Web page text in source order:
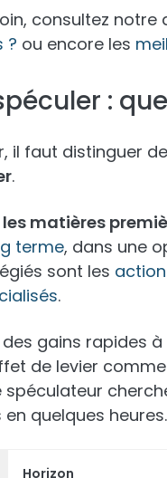
consultez notre
? ou encore les
:
il faut distinguer
.
matières
terme, dans une
sont les
.
gains rapides
de levier
spéculateur
quelques heures.
Horizon